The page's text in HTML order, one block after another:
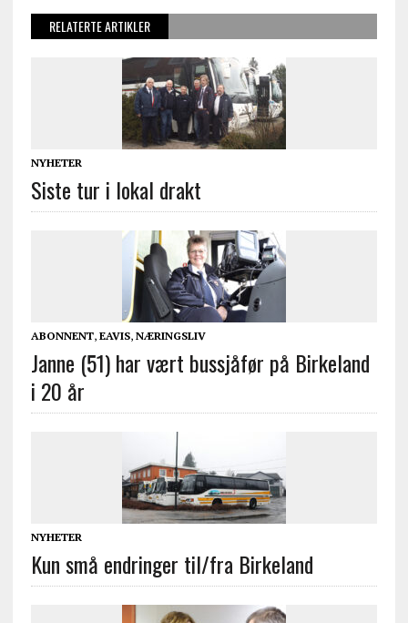
RELATERTE ARTIKLER
NYHETER
Siste tur i lokal drakt
ABONNENT, EAVIS, NÆRINGSLIV
Janne (51) har vært bussjåfør på Birkeland
i 20 år
NYHETER
Kun små endringer til/fra Birkeland